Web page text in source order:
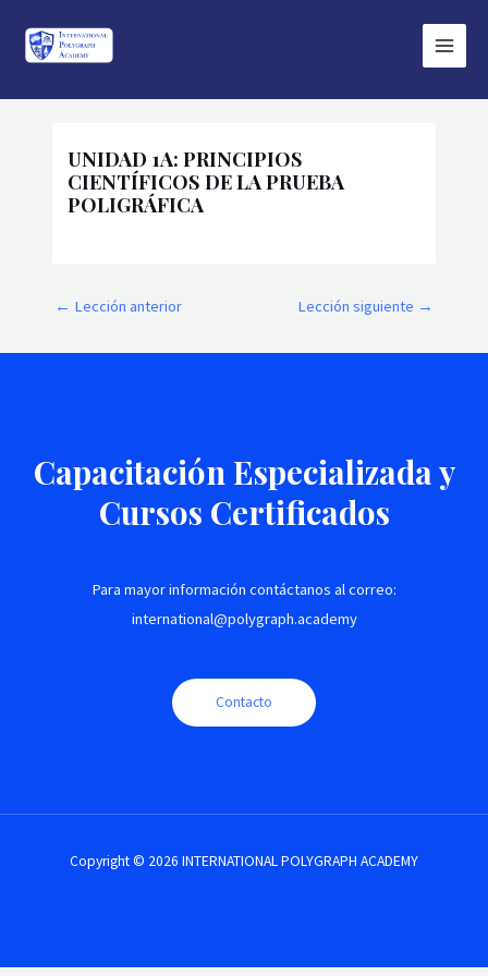
Main
Menu
UNIDAD 1A: PRINCIPIOS
CIENTÍFICOS DE LA PRUEBA
POLIGRÁFICA
entradas
← Lección anterior Lección siguiente →
Capacitación Especializada y
Cursos Certificados
Para mayor información contáctanos al correo:
international@polygraph.academy
Contacto
Copyright © 2026 INTERNATIONAL POLYGRAPH ACADEMY